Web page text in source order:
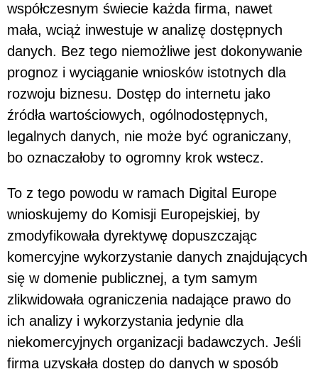
współczesnym świecie każda firma, nawet
mała, wciąż inwestuje w analizę dostępnych
danych. Bez tego niemożliwe jest dokonywanie
prognoz i wyciąganie wniosków istotnych dla
rozwoju biznesu. Dostęp do internetu jako
źródła wartościowych, ogólnodostępnych,
legalnych danych, nie może być ograniczany,
bo oznaczałoby to ogromny krok wstecz.
To z tego powodu w ramach Digital Europe
wnioskujemy do Komisji Europejskiej, by
zmodyfikowała dyrektywę dopuszczając
komercyjne wykorzystanie danych znajdujących
się w domenie publicznej, a tym samym
zlikwidowała ograniczenia nadające prawo do
ich analizy i wykorzystania jedynie dla
niekomercyjnych organizacji badawczych. Jeśli
firma uzyskała dostęp do danych w sposób